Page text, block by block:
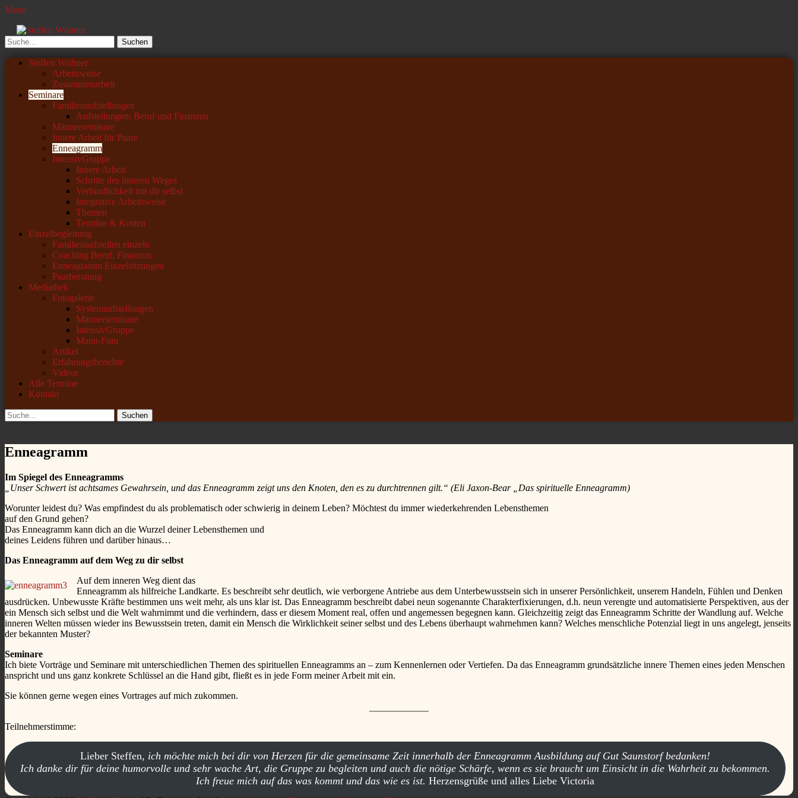
Menü
Steffen Wöhner
Lehrer und Seminarleiter
Suchen
nach:
Primäres
Zum
Steffen Wöhner
Arbeitsweise
Zusammenarbeit
Seminare
Familienaufstellungen
Aufstellungen: Beruf und Finanzen
Männerseminare
Innere Arbeit für Paare
Enneagramm
IntensivGruppe
Innere Arbeit
Schritte des inneren Weges
Verbindlichkeit mit dir selbst
Integrative Arbeitsweise
Themen
Termine & Kosten
Einzelbegleitung
Familienaufstellen einzeln
Coaching Beruf, Finanzen
Enneagramm Einzelsitzungen
Paarberatung
Mediathek
Fotogalerie
Systemaufstellungen
Männerseminare
IntensivGruppe
Mann-Frau
Artikel
Erfahrungsberichte
Videos
Alle Termine
Kontakt
Suchen
Suchen
nach:
Enneagramm
Im Spiegel des Enneagramms
„Unser Schwert ist achtsames Gewahrsein, und das Enneagramm zeigt uns den Knoten, den es zu durchtrennen gilt.“ (Eli Jaxon-Bear „Das spirituelle Enneagramm)
Worunter leidest du? Was empfindest du als problematisch oder schwierig in deinem Leben? Möchtest du immer wiederkehrenden Lebensthemen
auf den Grund gehen?
Das Enneagramm kann dich an die Wurzel deiner Lebensthemen und
deines Leidens führen und darüber hinaus…
Das Enneagramm auf dem Weg zu dir selbst
Auf dem inneren Weg dient das
Enneagramm als hilfreiche Landkarte. Es beschreibt sehr deutlich, wie verborgene Antriebe aus dem Unterbewusstsein sich in unserer Persönlichkeit, unserem Handeln, Fühlen und Denken
ausdrücken. Unbewusste Kräfte bestimmen uns weit mehr, als uns klar ist. Das Enneagramm beschreibt dabei neun sogenannte Charakterfixierungen, d.h. neun verengte und automatisierte Perspektiven, aus der
ein Mensch sich selbst und die Welt wahrnimmt und die verhindern, dass er diesem Moment real, offen und angemessen begegnen kann. Gleichzeitig zeigt das Enneagramm Schritte der Wandlung auf. Welche
inneren Welten müssen wieder ins Bewusstsein treten, damit ein Mensch die Wirklichkeit seiner selbst und des Lebens überhaupt wahrnehmen kann? Welches menschliche Potenzial liegt in uns angelegt, jenseits
der bekannten Muster?
Seminare
Ich biete Vorträge und Seminare mit unterschiedlichen Themen des spirituellen Enneagramms an – zum Kennenlernen oder Vertiefen. Da das Enneagramm grundsätzliche innere Themen eines jeden Menschen
anspricht und uns ganz konkrete Schlüssel an die Hand gibt, fließt es in jede Form meiner Arbeit mit ein.
Sie können gerne wegen eines Vortrages auf mich zukommen.
Teilnehmerstimme:
Lieber Steffen, ich möchte mich bei dir von Herzen für die gemeinsame Zeit innerhalb der Enneagramm Ausbildung auf Gut Saunstorf bedanken!
Ich danke dir für deine humorvolle und sehr wache Art, die Gruppe zu begleiten und auch die nötige Schärfe, wenn es sie braucht um Einsicht in die Wahrheit zu bekommen.
Ich freue mich auf das was kommt und das wie es ist. Herzensgrüße und alles Liebe Victoria